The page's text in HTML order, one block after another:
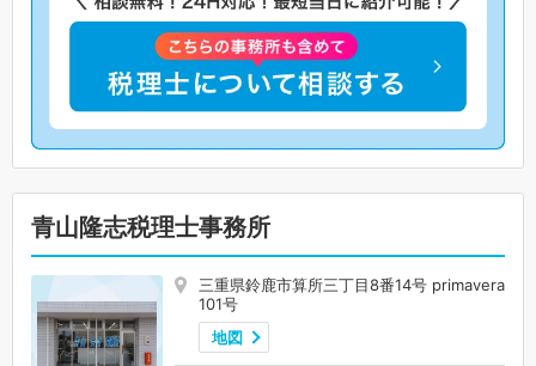
青山隆志税理士事務所
三重県鈴鹿市算所三丁目8番14号 primavera
101号
地図